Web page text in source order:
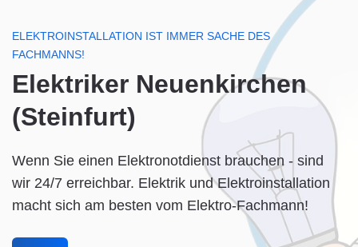
ELEKTROINSTALLATION IST IMMER SACHE DES
FACHMANNS!
Elektriker Neuenkirchen
(Steinfurt)
Wenn Sie einen Elektronotdienst brauchen - sind
wir 24/7 erreichbar. Elektrik und Elektroinstallation
macht sich am besten vom Elektro-Fachmann!